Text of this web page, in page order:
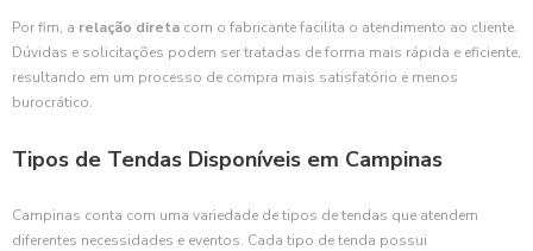
Por fim, a relação direta com o fabricante facilita o atendimento ao cliente.
Dúvidas e solicitações podem ser tratadas de forma mais rápida e eficiente,
resultando em um processo de compra mais satisfatório e menos
burocrático.
Tipos de Tendas Disponíveis em Campinas
Campinas conta com uma variedade de tipos de tendas que atendem
diferentes necessidades e eventos. Cada tipo de tenda possui